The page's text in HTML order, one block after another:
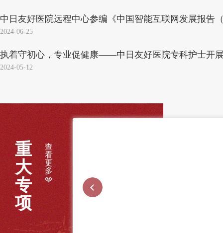
中日友好医院远程中心参编《中国智能互联网发展报告
2024-06-25
执着守初心，专业促健康——中日友好医院专科护士开
2024-05-12
重
大
专
项
查
看
更
多